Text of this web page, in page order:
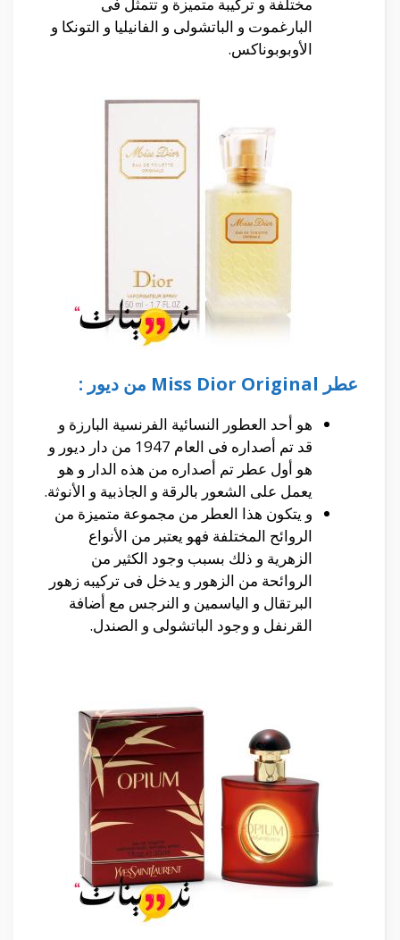
البارغموت و الباتشولى و الفانيليا و التونكا و
الأوبوبوناكس.
عطر Miss Dior Original من ديور :
هو أحد العطور النسائية الفرنسية البارزة و
قد تم أصداره فى العام 1947 من دار ديور و
هو أول عطر تم أصداره من هذه الدار و هو
يعمل على الشعور بالرقة و الجاذبية و الأنوثة.
و يتكون هذا العطر من مجموعة متميزة من
الروائح المختلفة فهو يعتبر من الأنواع
الزهرية و ذلك بسبب وجود الكثير من
الروائحة من الزهور و يدخل فى تركيبه زهور
البرتقال و الياسمين و النرجس مع أضافة
القرنفل و وجود الباتشولى و الصندل.